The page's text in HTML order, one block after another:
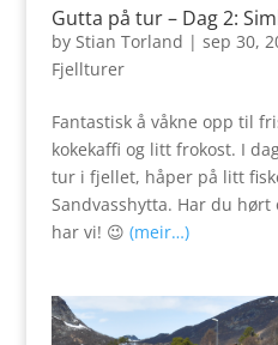
Gutta på tur – Dag 2:
by Stian Torland | sep 30,
Fjellturer
Fantastisk å våkne opp til
kokekaffi og litt frokost. I
tur i fjellet, håper på litt
Sandvasshytta. Har du
har vi! 😉 (meir…)